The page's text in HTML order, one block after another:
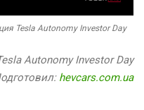
Tesla Autonomy Investor Day
Autonomy Investor Day
hevcars.com.ua